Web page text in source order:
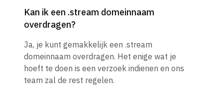
Kan ik een .stream domeinnaam
overdragen?
Ja, je kunt gemakkelijk een .stream
domeinnaam overdragen. Het enige wat je
hoeft te doen is een verzoek indienen en ons
team zal de rest regelen.